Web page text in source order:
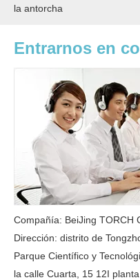
la antorcha
Entrarnos en
Compañía: BeiJing TORCH
Dirección: distrito de
Parque Científico y
la calle Cuarta, 15 12I planta